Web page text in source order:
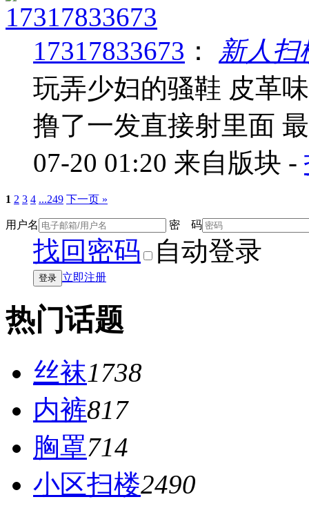
17317833673 ： 新人扫
玩弄少妇的骚鞋 皮革
撸了一发直接射里面
07-20 01:20 来自版块 -
1 2 3 4 ...249 下一页 »
用户名 密 码
找回密码 自动登录
登录 立即注册
热门话题
丝袜1738
内裤817
胸罩714
小区扫楼2490